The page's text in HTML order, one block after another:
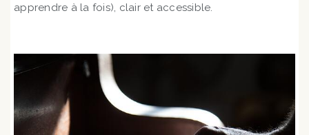
apprendre à la fois), clair et accessible.